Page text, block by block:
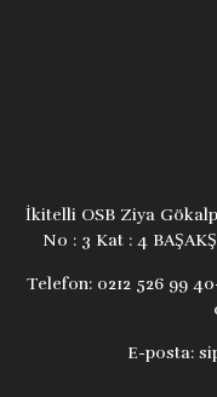
İkitelli OSB Ziya
No : 3 Kat : 4
Telefon:0212 526 99 40-
E-posta: